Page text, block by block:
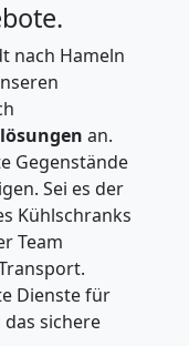
nach Hameln
an.
Gegenstände
Sei es der
Kühlschranks
Team
Dienste für
sichere